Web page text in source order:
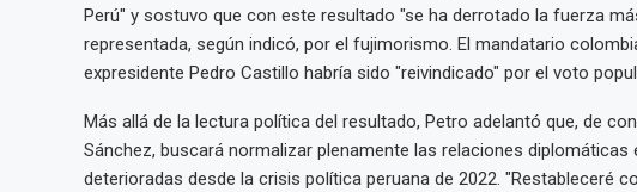
Perú" y sostuvo que con este resultado "se ha derrotado la fuerza
representada, según indicó, por el fujimorismo. El mandatario
expresidente Pedro Castillo habría sido "reivindicado" por el voto
Más allá de la lectura política del resultado, Petro adelantó que, de
Sánchez, buscará normalizar plenamente las relaciones diplomáticas
deterioradas desde la crisis política peruana de 2022. "Restableceré